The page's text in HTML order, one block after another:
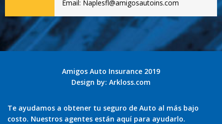
Email: Naplesfl@amigosautoins.com
Amigos Auto Insurance 2019
Design by: Arkloss.com
Te ayudamos a obtener tu seguro de Auto al más bajo
costo. Nuestros agentes están aquí para ayudarlo.